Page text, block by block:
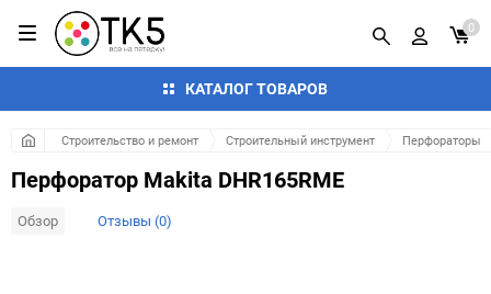
КАТАЛОГ ТОВАРОВ
0
Строительство и ремонт Строительный инструмент Перфораторы
Перфоратор Makita DHR165RME
Обзор Отзывы (0)